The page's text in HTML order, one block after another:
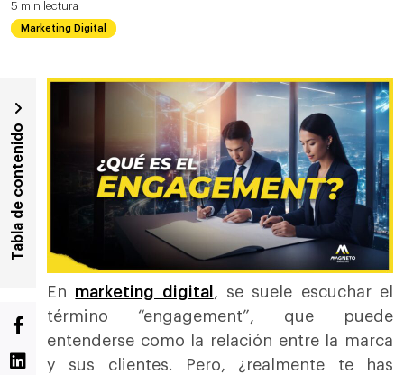
5 min lectura
Marketing Digital
Tabla de contenido
En marketing digital , se suele escuchar el
término “engagement”, que puede
entenderse como la relación entre la marca
y sus clientes. Pero, ¿realmente te has